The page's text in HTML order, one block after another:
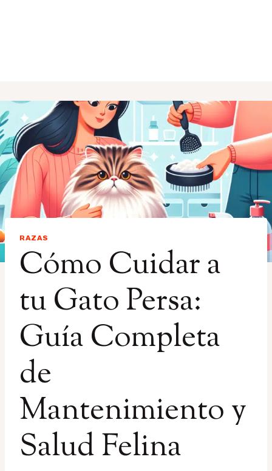
RAZAS
Cómo Cuidar a
tu Gato Persa:
Guía Completa
de
Mantenimiento y
Salud Felina